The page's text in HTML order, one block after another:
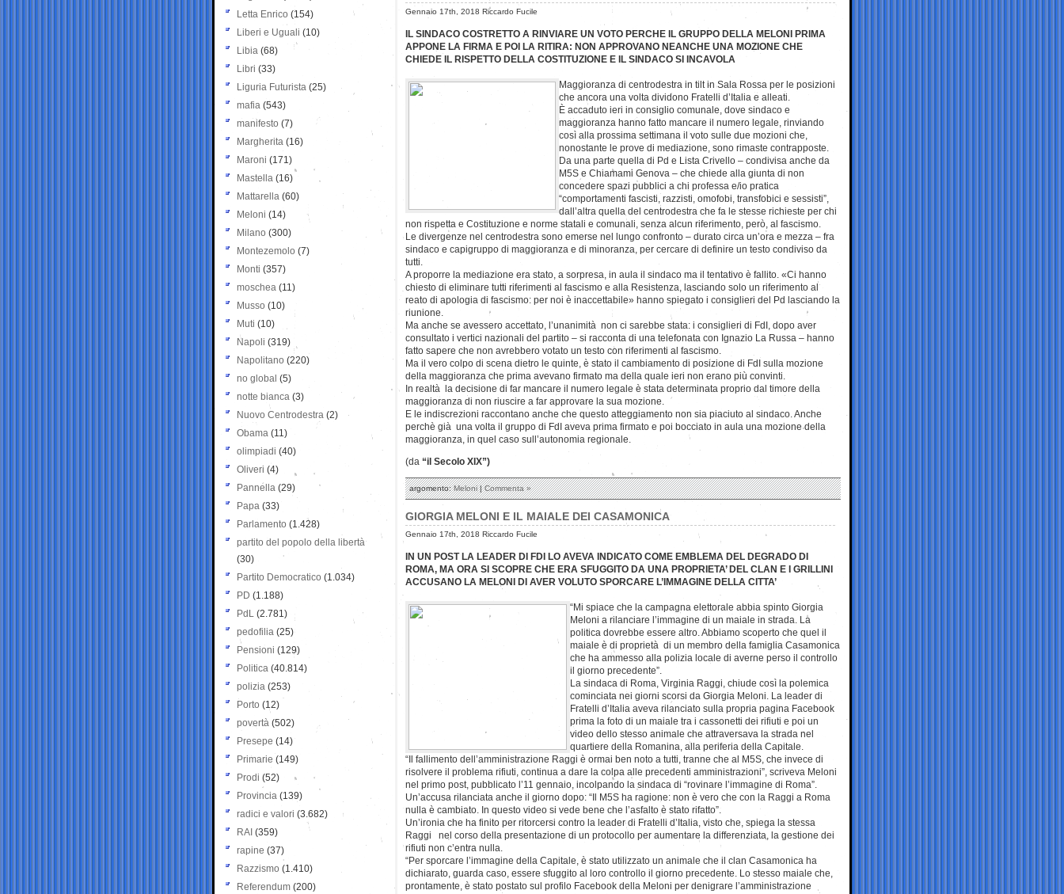
Gennaio 17th, 2018 Riccardo Fucile
IL SINDACO COSTRETTO A RINVIARE UN VOTO PERCHE IL GRUPPO DELLA MELONI PRIMA
APPONE LA FIRMA E POI LA RITIRA: NON APPROVANO NEANCHE UNA MOZIONE CHE
CHIEDE IL RISPETTO DELLA COSTITUZIONE E IL SINDACO SI INCAVOLA
Maggioranza di centrodestra in tilt in Sala Rossa per le posizioni
che ancora una volta dividono Fratelli d’Italia e alleati.
È accaduto ieri in consiglio comunale, dove sindaco e
maggioranza hanno fatto mancare il numero legale, rinviando
così alla prossima settimana il voto sulle due mozioni che,
nonostante le prove di mediazione, sono rimaste contrapposte.
Da una parte quella di Pd e Lista Crivello – condivisa anche da
M5S e Chiamami Genova – che chiede alla giunta di non
concedere spazi pubblici a chi professa e/io pratica
“comportamenti fascisti, razzisti, omofobi, transfobici e sessisti”,
dall’altra quella del centrodestra che fa le stesse richieste per chi
non rispetta e Costituzione e norme statali e comunali, senza alcun riferimento, però, al fascismo.
Le divergenze nel centrodestra sono emerse nel lungo confronto – durato circa un’ora e mezza – fra
sindaco e capigruppo di maggioranza e di minoranza, per cercare di definire un testo condiviso da
tutti.
A proporre la mediazione era stato, a sorpresa, in aula il sindaco ma il tentativo è fallito. «Ci hanno
chiesto di eliminare tutti riferimenti al fascismo e alla Resistenza, lasciando solo un riferimento al
reato di apologia di fascismo: per noi è inaccettabile» hanno spiegato i consiglieri del Pd lasciando la
riunione.
Ma anche se avessero accettato, l’unanimità non ci sarebbe stata: i consiglieri di FdI, dopo aver
consultato i vertici nazionali del partito – si racconta di una telefonata con Ignazio La Russa – hanno
fatto sapere che non avrebbero votato un testo con riferimenti al fascismo.
Ma il vero colpo di scena dietro le quinte, è stato il cambiamento di posizione di FdI sulla mozione
della maggioranza che prima avevano firmato ma della quale ieri non erano più convinti.
In realtà la decisione di far mancare il numero legale è stata determinata proprio dal timore della
maggioranza di non riuscire a far approvare la sua mozione.
E le indiscrezioni raccontano anche che questo atteggiamento non sia piaciuto al sindaco. Anche
perchè già una volta il gruppo di FdI aveva prima firmato e poi bocciato in aula una mozione della
maggioranza, in quel caso sull’autonomia regionale.
(da “il Secolo XIX”)
argomento:Meloni|Commenta »
GIORGIA MELONI E IL MAIALE DEI CASAMONICA
Gennaio 17th, 2018 Riccardo Fucile
IN UN POST LA LEADER DI FDI LO AVEVA INDICATO COME EMBLEMA DEL DEGRADO DI
ROMA, MA ORA SI SCOPRE CHE ERA SFUGGITO DA UNA PROPRIETA’ DEL CLAN E I GRILLINI
ACCUSANO LA MELONI DI AVER VOLUTO SPORCARE L’IMMAGINE DELLA CITTA’
“Mi spiace che la campagna elettorale abbia spinto Giorgia
Meloni a rilanciare l’immagine di un maiale in strada. La
politica dovrebbe essere altro. Abbiamo scoperto che quel il
maiale è di proprietà di un membro della famiglia Casamonica
che ha ammesso alla polizia locale di averne perso il controllo
il giorno precedente”.
La sindaca di Roma, Virginia Raggi, chiude così la polemica
cominciata nei giorni scorsi da Giorgia Meloni. La leader di
Fratelli d’Italia aveva rilanciato sulla propria pagina Facebook
prima la foto di un maiale tra i cassonetti dei rifiuti e poi un
video dello stesso animale che attraversava la strada nel
quartiere della Romanina, alla periferia della Capitale.
“Il fallimento dell’amministrazione Raggi è ormai ben noto a tutti, tranne che al M5S, che invece di
risolvere il problema rifiuti, continua a dare la colpa alle precedenti amministrazioni”, scriveva Meloni
nel primo post, pubblicato l’11 gennaio, incolpando la sindaca di “rovinare l’immagine di Roma”.
Un’accusa rilanciata anche il giorno dopo: “Il M5S ha ragione: non è vero che con la Raggi a Roma
nulla è cambiato. In questo video si vede bene che l’asfalto è stato rifatto”.
Un’ironia che ha finito per ritorcersi contro la leader di Fratelli d’Italia, visto che, spiega la stessa
Raggi nel corso della presentazione di un protocollo per aumentare la differenziata, la gestione dei
rifiuti non c’entra nulla.
“Per sporcare l’immagine della Capitale, è stato utilizzato un animale che il clan Casamonica ha
dichiarato, guarda caso, essere sfuggito al loro controllo il giorno precedente. Lo stesso maiale che,
prontamente, è stato postato sul profilo Facebook della Meloni per denigrare l’amministrazione
Letta Enrico (154)
Liberi e Uguali (10)
Libia (68)
Libri (33)
Liguria Futurista (25)
mafia (543)
manifesto (7)
Margherita (16)
Maroni (171)
Mastella (16)
Mattarella (60)
Meloni (14)
Milano (300)
Montezemolo (7)
Monti (357)
moschea (11)
Musso (10)
Muti (10)
Napoli (319)
Napolitano (220)
no global (5)
notte bianca (3)
Nuovo Centrodestra (2)
Obama (11)
olimpiadi (40)
Oliveri (4)
Pannella (29)
Papa (33)
Parlamento (1.428)
partito del popolo della libertà
(30)
Partito Democratico (1.034)
PD (1.188)
PdL (2.781)
pedofilia (25)
Pensioni (129)
Politica (40.814)
polizia (253)
Porto (12)
povertà (502)
Presepe (14)
Primarie (149)
Prodi (52)
Provincia (139)
radici e valori (3.682)
RAI (359)
rapine (37)
Razzismo (1.410)
Referendum (200)